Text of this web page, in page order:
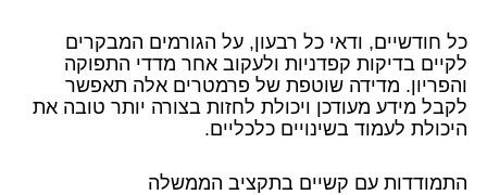
כל חודשיים, ודאי כל רבעון, על הגורמים המבקרים
לקיים בדיקות קפדניות ולעקוב אחר מדדי התפוקה
והפריון. מדידה שוטפת של פרמטרים אלה תאפשר
לקבל מידע מעודכן ויכולת לחזות בצורה יותר טובה את
היכולת לעמוד בשינויים כלכליים.
התמודדות עם קשיים בתקציב הממשלה